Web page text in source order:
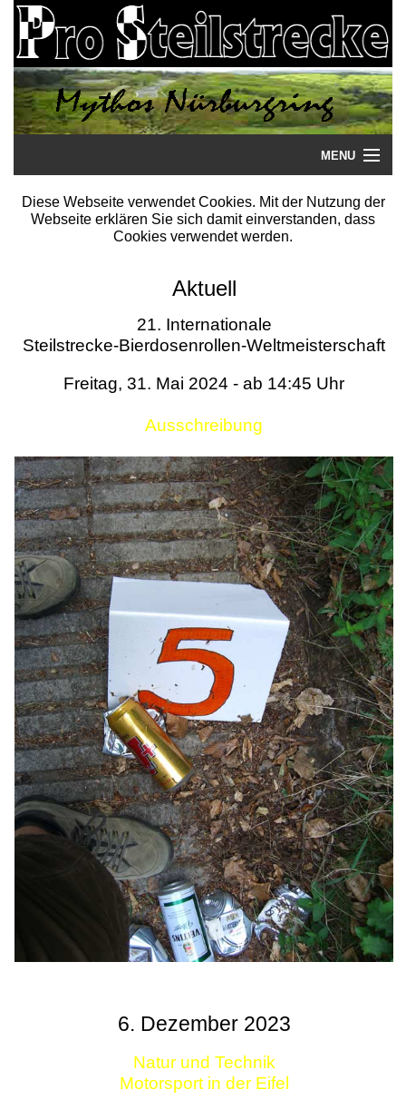
MENU
Startseite
Literatur
Termine
Diese Webseite verwendet Cookies. Mit der Nutzung der
Webseite erklären Sie sich damit einverstanden, dass
Cookies verwendet werden.
Aktuell
21. Internationale
Steilstrecke-Bierdosenrollen-Weltmeisterschaft
Freitag, 31. Mai 2024 - ab 14:45 Uhr
Ausschreibung
6. Dezember 2023
Natur und Technik
Motorsport in der Eifel